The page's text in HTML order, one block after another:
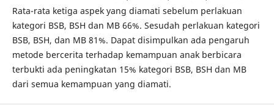
Rata-rata ketiga aspek yang diamati sebelum perlakuan
kategori BSB, BSH dan MB 66%. Sesudah perlakuan kategori
BSB, BSH, dan MB 81%. Dapat disimpulkan ada pengaruh
metode bercerita terhadap kemampuan anak berbicara
terbukti ada peningkatan 15% kategori BSB, BSH dan MB
dari semua kemampuan yang diamati.